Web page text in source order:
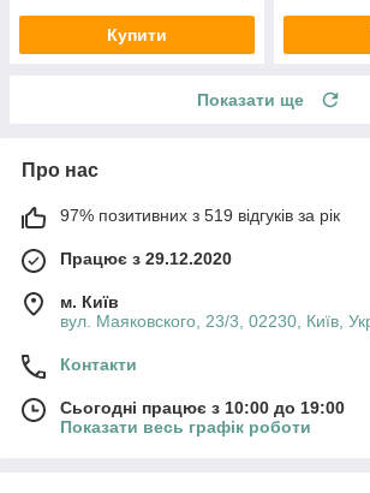
Купити
Показати ще
Про нас
97% позитивних з 519 відгуків за рік
Працює з 29.12.2020
м. Київ
вул. Маяковского, 23/3, 02230, Київ,
Контакти
Сьогодні працює з 10:00 до 19:00
Показати весь графік роботи